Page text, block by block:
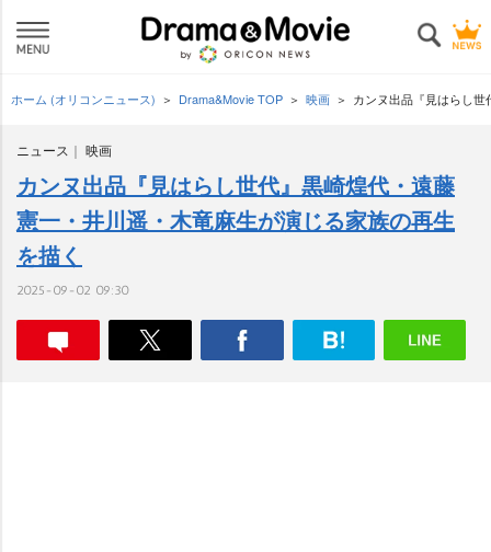
ホーム (オリコンニュース) Drama&Movie TOP 映画 カンヌ出品『見はらし
ニュース 映画
カンヌ出品『見はらし世代』黒崎煌代・遠藤
憲一・井川遥・木竜麻生が演じる家族の再生
を描く
2025-09-02 09:30